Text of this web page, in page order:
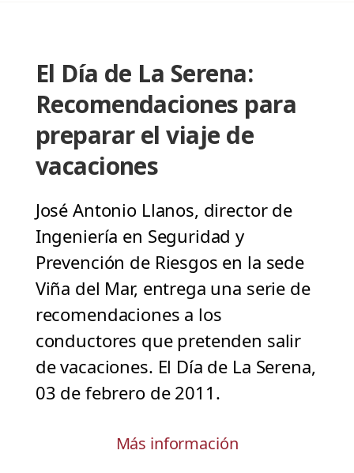
El Día de La Serena:
Recomendaciones para
preparar el viaje de
vacaciones
José Antonio Llanos, director de
Ingeniería en Seguridad y
Prevención de Riesgos en la sede
Viña del Mar, entrega una serie de
recomendaciones a los
conductores que pretenden salir
de vacaciones. El Día de La Serena,
03 de febrero de 2011.
Más información